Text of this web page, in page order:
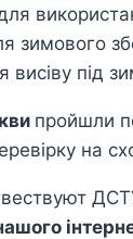
зимового
висіву під
пройшли
на